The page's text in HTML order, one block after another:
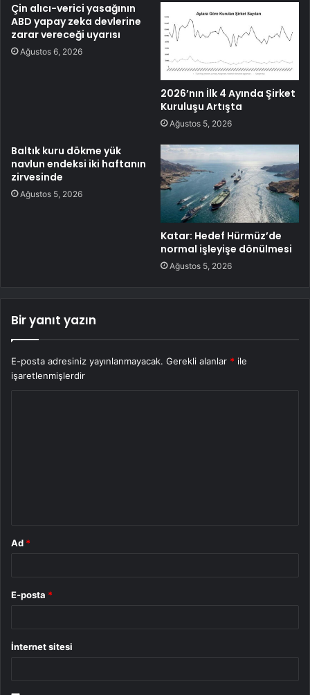
Çin alıcı-verici yasağının
ABD yapay zeka devlerine
zarar vereceği uyarısı
Ağustos 6, 2026
2026’nın İlk 4 Ayında Şirket
Kuruluşu Artışta
Ağustos 5, 2026
Baltık kuru dökme yük
navlun endeksi iki haftanın
zirvesinde
Ağustos 5, 2026
Katar: Hedef Hürmüz’de
normal işleyişe dönülmesi
Ağustos 5, 2026
Bir yanıt yazın
E-posta adresiniz yayınlanmayacak. Gerekli alanlar * ile
işaretlenmişlerdir
Ad *
E-posta *
İnternet sitesi